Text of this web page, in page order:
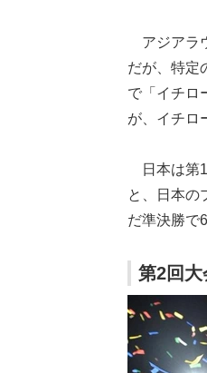
アジアラ
だが、特定
で「イチロ
が、イチロ
日本は第1
と、日本の
だ準決勝で
第2回大